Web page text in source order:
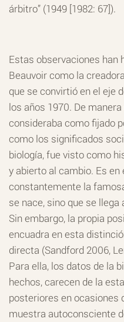
árbitro” (1949 [1982: 67]).
Estas observaciones han
Beauvoir como la
que se convirtió en el eje
los años 1970. De
consideraba como fijado
como los significados
biología, fue visto como
y abierto al cambio. Es
constantemente la
se nace, sino que se llega
Sin embargo, la propia
encuadra en esta
directa (Sandford 2006,
Para ella, los datos de la
hechos, carecen de la
posteriores en ocasiones
muestra autoconsciente